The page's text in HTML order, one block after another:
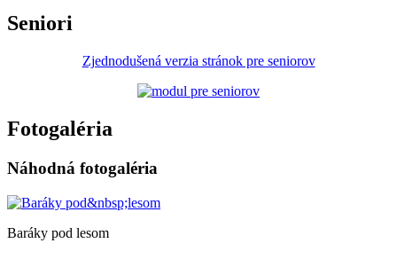
Seniori
Zjednodušená verzia stránok pre seniorov
Fotogaléria
Náhodná fotogaléria
Baráky pod lesom